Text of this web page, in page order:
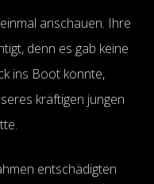
anschauen. Ihre
denn es gab keine
ins Boot konnte,
kräftigen jungen
entschädigten